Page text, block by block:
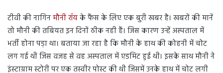
टीवी की नागिनमौनी रॉयके फैंस के लिए एक बुरी खबर है। खबरों की मानें
तो मौनी की तबियत इन दिनों ठीक नही हैं। जिस कारण उन्हें अस्पताल में
भर्ती होना पड़ा था। बताया जा रहा है कि मौनी के हाथ की कोहनी में चोट
लग गई थी जिस वजह से वह अस्पताल में एडमिट हुई थी। इसके साथ मौनी ने
इंस्टाग्राम स्टोरी पर एक तस्वीर पोस्ट की थी जिसमें उनके हाथ में चोट लगी